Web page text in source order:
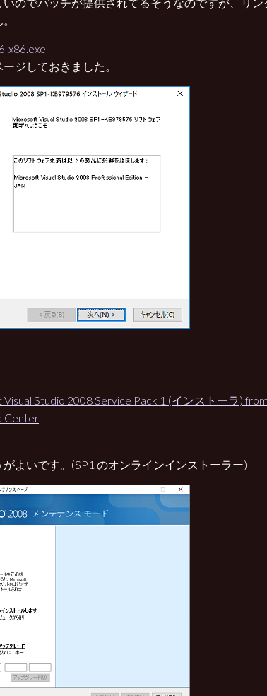
x86.exe
ジしておきました。
Studio 2008 Service Pack 1 (インストーラ)
Center
よいです。(SP1 のオンラインインストーラー)